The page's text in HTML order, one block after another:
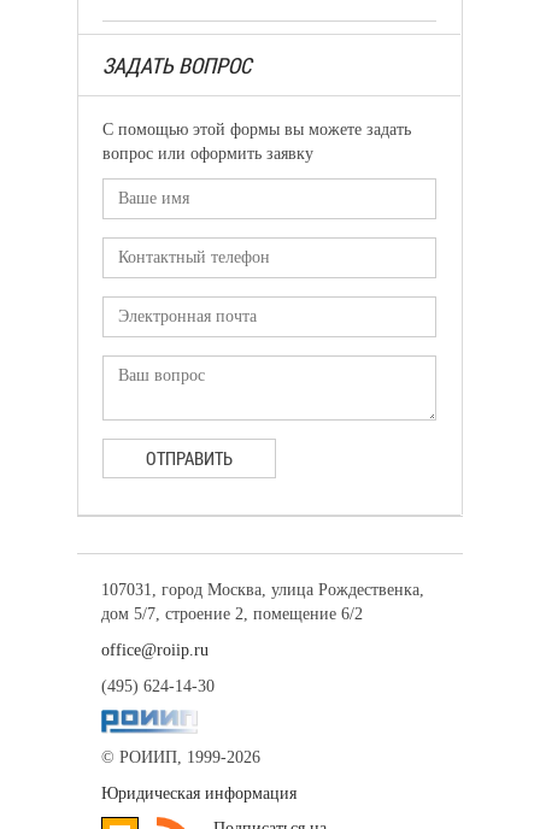
ЗАДАТЬ ВОПРОС
С помощью этой формы вы можете задать
вопрос или оформить заявку
ОТПРАВИТЬ
107031, город Москва, улица Рождественка,
дом 5/7, строение 2, помещение 6/2
office@roiip.ru
(495) 624-14-30
© РОИИП, 1999-2026
Юридическая информация